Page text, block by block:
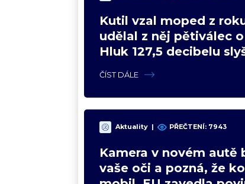
Kutil vzal moped z
udělal z něj pětiválec
Hluk 127,5 decibelu
celou vesnici
ČÍST DÁLE
Aktuality | PŘEČTENÍ: 7943
Kamera v novém autě
vaše oči a pozná, že